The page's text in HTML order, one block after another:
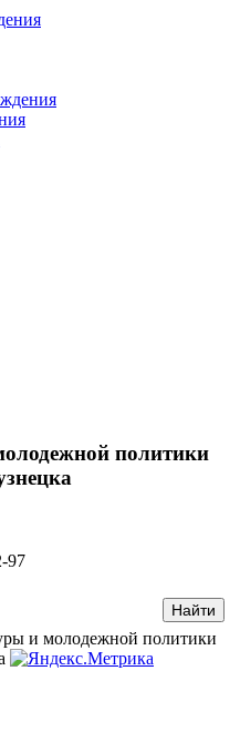
политики
97
и молодежной политики